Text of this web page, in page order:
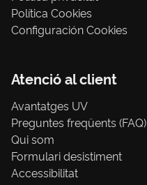
Política Cookies
Configuración Cookies
Atenció al client
Avantatges UV
Preguntes freqüents (FAQ)
Qui som
Formulari desistiment
Accessibilitat